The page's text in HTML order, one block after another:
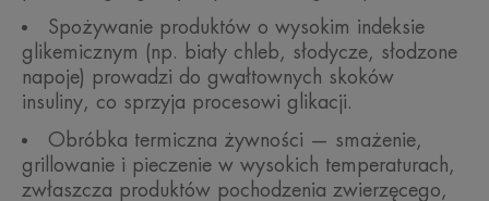
Spożywanie produktów o wysokim indeksie
glikemicznym (np. biały chleb, słodycze, słodzone
napoje) prowadzi do gwałtownych skoków
insuliny, co sprzyja procesowi glikacji.
Obróbka termiczna żywności — smażenie,
grillowanie i pieczenie w wysokich temperaturach,
zwłaszcza produktów pochodzenia zwierzęcego,